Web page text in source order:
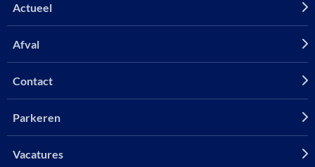
Actueel
Afval
Contact
Parkeren
Vacatures